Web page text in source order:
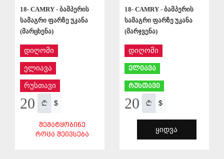
18- CAMRY - ბამპერის
სამაგრი ფარზე უკანა
(მარცხენა)
დიღომი
ელიავა
რუსთავი
20 $
ᲨᲔᲛᲐᲢᲧᲝᲑᲘᲜᲔ
ᲠᲝᲪᲐ ᲨᲔᲘᲕᲡᲔᲑᲐ
18- CAMRY - ბამპერის
სამაგრი ფარზე უკანა
(მარჯვენა)
დიღომი
ელიავა
რუსთავი
20 $
ᲧᲘᲓᲕᲐ